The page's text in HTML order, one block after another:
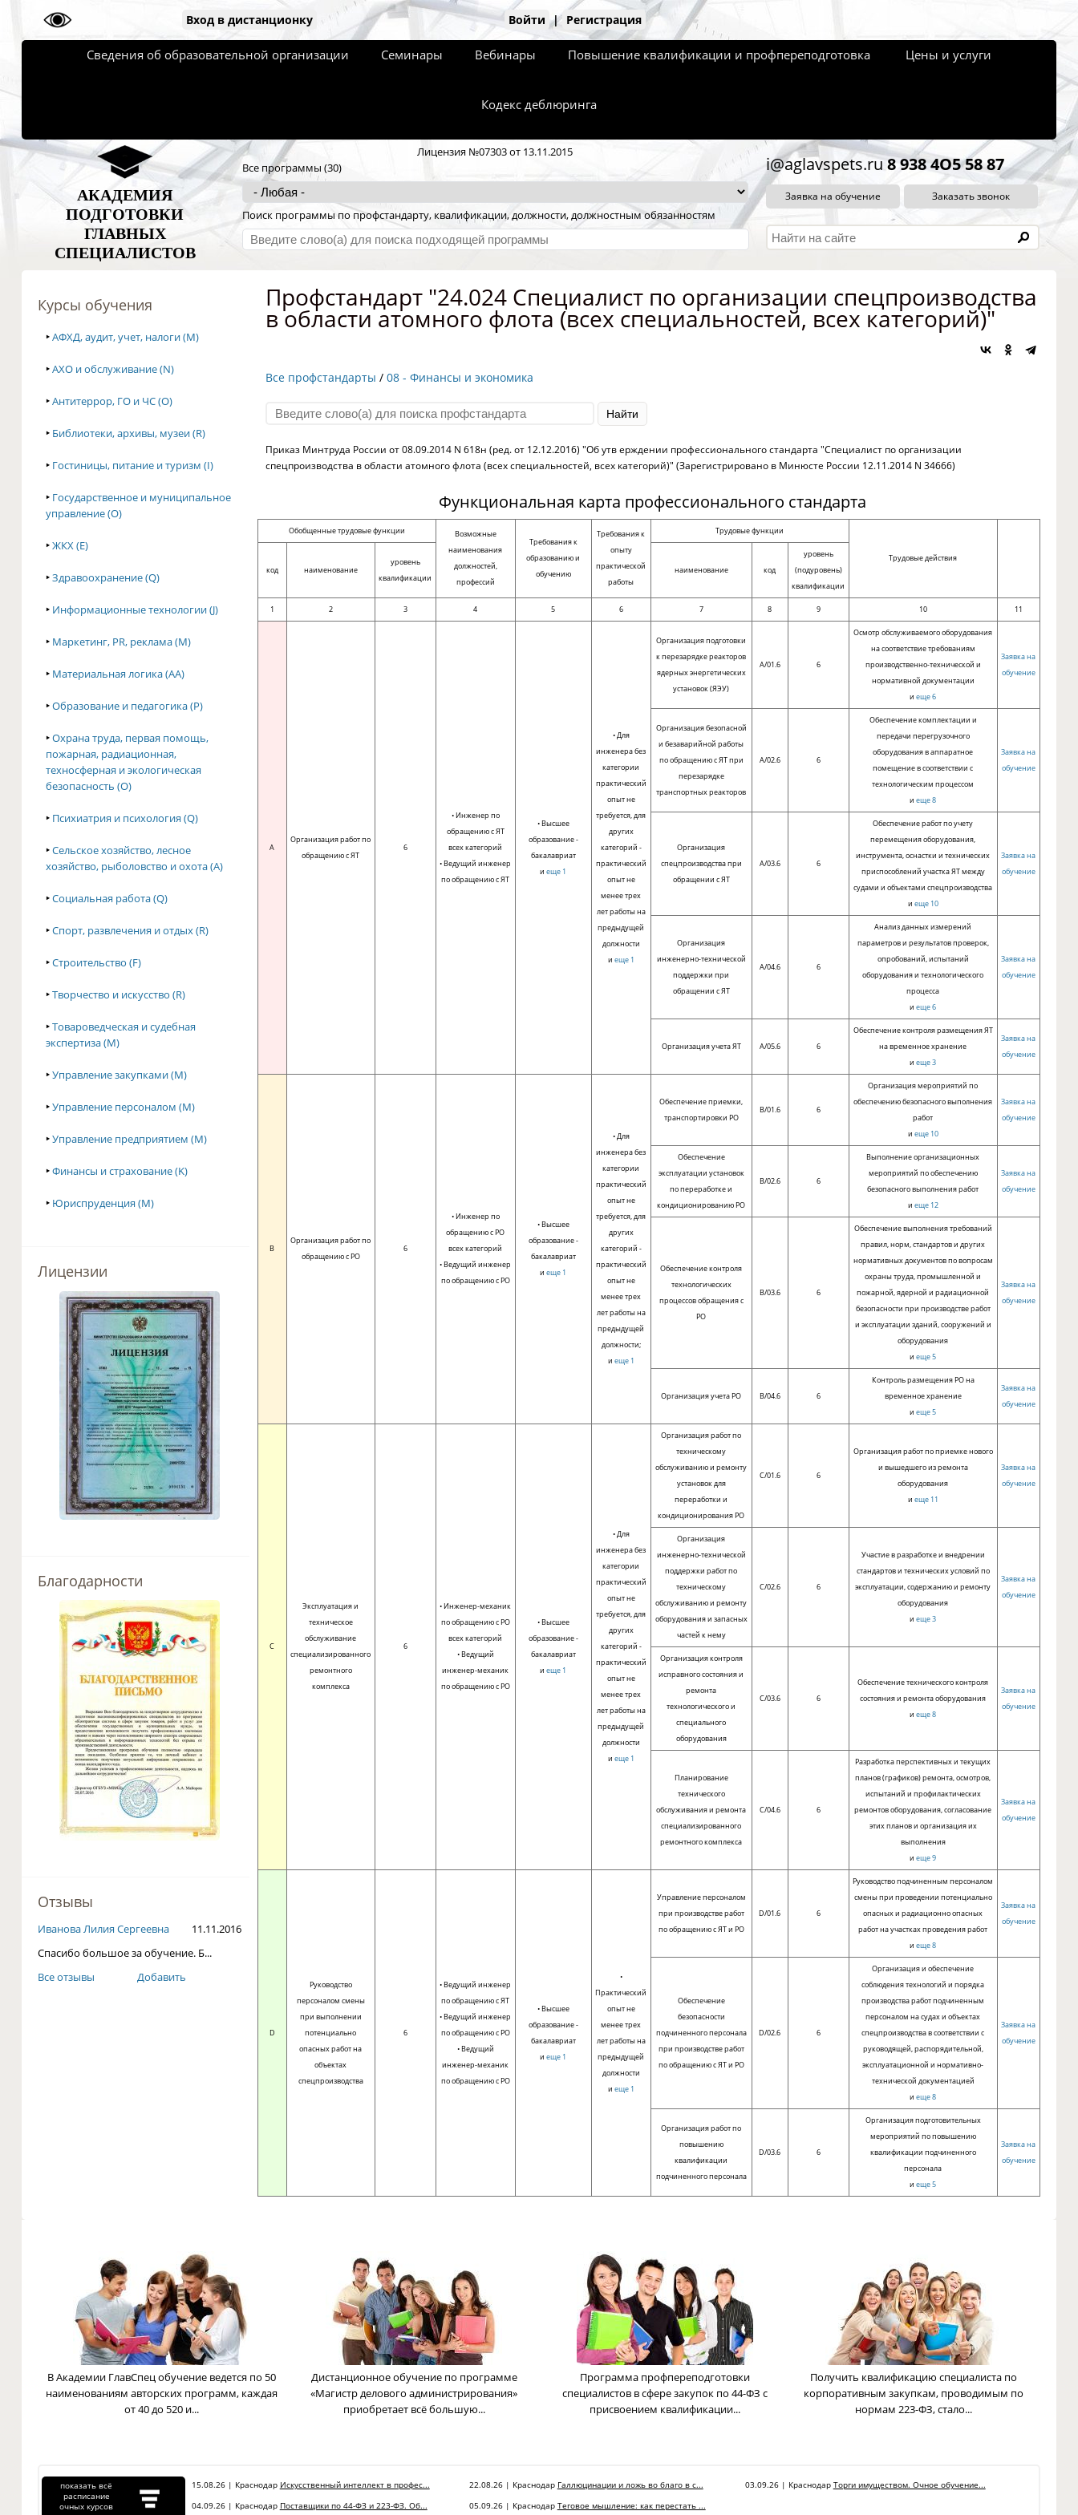
Вход в дистанционку Войти | Регистрация
Сведения об образовательной организации Семинары Вебинары Повышение квалификации и профпереподготовка Цены и услуги
Кодекс деблюринга
АКАДЕМИЯ
ПОДГОТОВКИ
ГЛАВНЫХ
СПЕЦИАЛИСТОВ
Лицензия №07303 от 13.11.2015
Все программы (30)
Поиск программы по профстандарту, квалификации, должности, должностным обязанностям
i@aglavspets.ru 8 938 4O5 58 87
Заявка на обучение Заказать звонок
Курсы обучения
‣АФХД, аудит, учет, налоги (M)
‣АХО и обслуживание (N)
‣Антитеррор, ГО и ЧС (O)
‣ Библиотеки, архивы, музеи (R)
‣ Гостиницы, питание и туризм (I)
‣ Государственное и муниципальное
управление (O)
‣ЖКХ (E)
‣Здравоохранение (Q)
‣ Информационные технологии (J)
‣ Маркетинг, PR, реклама (M)
‣ Материальная логика (AA)
‣Образование и педагогика (P)
‣Охрана труда, первая помощь,
пожарная, радиационная,
техносферная и экологическая
безопасность (O)
‣ Психиатрия и психология (Q)
‣Сельское хозяйство, лесное
хозяйство, рыболовство и охота (A)
‣Социальная работа (Q)
‣Спорт, развлечения и отдых (R)
‣Строительство (F)
‣Творчество и искусство (R)
‣Товароведческая и судебная
экспертиза (M)
‣Управление закупками (M)
‣Управление персоналом (M)
‣Управление предприятием (M)
‣Финансы и страхование (K)
‣ Юриспруденция (M)
Лицензии
Благодарности
Отзывы
Очирова Светлана Доржие...
17.12.2016
С наступающим Новым годом!
Все отзывы
Добавить
Профстандарт "24.024 Специалист по организации спецпроизводства
в области атомного флота (всех специальностей, всех категорий)"
Все профстандарты / 08 - Финансы и экономика
Приказ Минтруда России от 08.09.2014 N 618н (ред. от 12.12.2016) "Об утв ерждении профессионального стандарта "Специалист по организации
спецпроизводства в области атомного флота (всех специальностей, всех категорий)" (Зарегистрировано в Минюсте России 12.11.2014 N 34666)
Функциональная карта профессионального стандарта
Обобщенные трудовые функции
Возможные
наименования
должностей,
профессий
Требования к
образованию и
обучению
Требования к
опыту
практической
работы
Трудовые функции
Трудовые действия
код
наименование
уровень
квалификации
наименование код
уровень
(подуровень)
квалификации
1 2 3 4 5 6 7 8 9 10 11
A
Организация работ по
обращению с ЯТ
6
• Инженер по
обращению с ЯТ
всех категорий
• Ведущий инженер
по обращению с ЯТ
• Высшее
образование -
бакалавриат
иеще 1
• Для
инженера без
категории
практический
опыт не
требуется, для
других
категорий -
практический
опыт не
менее трех
лет работы на
предыдущей
должности
и еще 1
Организация подготовки
к перезарядке реакторов
ядерных энергетических
установок (ЯЭУ)
A/01.6 6
Осмотр обслуживаемого оборудования
на соответствие требованиям
производственно-технической и
нормативной документации
иеще 6
Заявка на
обучение
Организация безопасной
и безаварийной работы
по обращению с ЯТ при
перезарядке
транспортных реакторов
A/02.6 6
Обеспечение комплектации и
передачи перегрузочного
оборудования в аппаратное
помещение в соответствии с
технологическим процессом
иеще 8
Заявка на
обучение
Организация
спецпроизводства при
обращении с ЯТ
A/03.6 6
Обеспечение работ по учету
перемещения оборудования,
инструмента, оснастки и технических
приспособлений участка ЯТ между
судами и объектами спецпроизводства
и еще 10
Заявка на
обучение
Организация
инженерно-технической
поддержки при
обращении с ЯТ
A/04.6 6
Анализ данных измерений
параметров и результатов проверок,
опробований, испытаний
оборудования и технологического
процесса
иеще 6
Заявка на
обучение
Организация учета ЯТ A/05.6 6
Обеспечение контроля размещения ЯТ
на временное хранение
иеще 3
Заявка на
обучение
B
Организация работ по
обращению с РО
6
• Инженер по
обращению с РО
всех категорий
• Ведущий инженер
по обращению с РО
• Высшее
образование -
бакалавриат
иеще 1
• Для
инженера без
категории
практический
опыт не
требуется, для
других
категорий -
практический
опыт не
менее трех
лет работы на
предыдущей
должности;
и еще 1
Обеспечение приемки,
транспортировки РО
B/01.6 6
Организация мероприятий по
обеспечению безопасного выполнения
работ
и еще 10
Заявка на
обучение
Обеспечение
эксплуатации установок
по переработке и
кондиционированию РО
B/02.6 6
Выполнение организационных
мероприятий по обеспечению
безопасного выполнения работ
и еще 12
Заявка на
обучение
Обеспечение контроля
технологических
процессов обращения с
РО
B/03.6 6
Обеспечение выполнения требований
правил, норм, стандартов и других
нормативных документов по вопросам
охраны труда, промышленной и
пожарной, ядерной и радиационной
безопасности при производстве работ
и эксплуатации зданий, сооружений и
оборудования
иеще 5
Заявка на
обучение
Организация учета РО B/04.6 6
Контроль размещения РО на
временное хранение
иеще 5
Заявка на
обучение
C
Эксплуатация и
техническое
обслуживание
специализированного
ремонтного
комплекса
6
• Инженер-механик
по обращению с РО
всех категорий
• Ведущий
инженер-механик
по обращению с РО
• Высшее
образование -
бакалавриат
иеще 1
• Для
инженера без
категории
практический
опыт не
требуется, для
других
категорий -
практический
опыт не
менее трех
лет работы на
предыдущей
должности
и еще 1
Организация работ по
техническому
обслуживанию и ремонту
установок для
переработки и
кондиционирования РО
C/01.6 6
Организация работ по приемке нового
и вышедшего из ремонта
оборудования
и еще 11
Заявка на
обучение
Организация
инженерно-технической
поддержки работ по
техническому
обслуживанию и ремонту
оборудования и запасных
частей к нему
C/02.6 6
Участие в разработке и внедрении
стандартов и технических условий по
эксплуатации, содержанию и ремонту
оборудования
иеще 3
Заявка на
обучение
Организация контроля
исправного состояния и
ремонта
технологического и
специального
оборудования
C/03.6 6
Обеспечение технического контроля
состояния и ремонта оборудования
иеще 8
Заявка на
обучение
Планирование
технического
обслуживания и ремонта
специализированного
ремонтного комплекса
C/04.6 6
Разработка перспективных и текущих
планов (графиков) ремонта, осмотров,
испытаний и профилактических
ремонтов оборудования, согласование
этих планов и организация их
выполнения
иеще 9
Заявка на
обучение
D
Руководство
персоналом смены
при выполнении
потенциально
опасных работ на
объектах
спецпроизводства
6
• Ведущий инженер
по обращению с ЯТ
• Ведущий инженер
по обращению с РО
• Ведущий
инженер-механик
по обращению с РО
• Высшее
образование -
бакалавриат
иеще 1
•
Практический
опыт не
менее трех
лет работы на
предыдущей
должности
и еще 1
Управление персоналом
при производстве работ
по обращению с ЯТ и РО
D/01.6 6
Руководство подчиненным персоналом
смены при проведении потенциально
опасных и радиационно опасных
работ на участках проведения работ
иеще 8
Заявка на
обучение
Обеспечение
безопасности
подчиненного персонала
при производстве работ
по обращению с ЯТ и РО
D/02.6 6
Организация и обеспечение
соблюдения технологий и порядка
производства работ подчиненным
персоналом на судах и объектах
спецпроизводства в соответствии с
руководящей, распорядительной,
эксплуатационной и нормативно-
технической документацией
иеще 8
Заявка на
обучение
Организация работ по
повышению
квалификации
подчиненного персонала
D/03.6 6
Организация подготовительных
мероприятий по повышению
квалификации подчиненного
персонала
иеще 5
Заявка на
обучение
В Академии ГлавСпец обучение ведется по 50
наименованиям авторских программ, каждая
от 40 до 520 и...
Дистанционное обучение по программе
«Магистр делового администрирования»
приобретает всё большую...
Программа профпереподготовки
cпециалистов в сфере закупок по 44-ФЗ с
присвоением квалификации...
Получить квалификацию специалиста по
корпоративным закупкам, проводимым по
нормам 223-ФЗ, стало...
показать всё
расписание
очных курсов
15.08.26 | Краснодар Искусственный интеллект в профес... 22.08.26 | Краснодар Галлюцинации и ложь во благо в с... 03.09.26 | Краснодар Торги имуществом. Очное обучение...
04.09.26 | Краснодар Поставщики по 44-ФЗ и 223-ФЗ. Об... 05.09.26 | Краснодар Теговое мышление: как перестать ...